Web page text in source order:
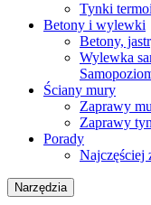
Tynki
Betony i wylewki
Betony,
Wylewka
Ściany mury
Zaprawy
Zaprawy
Porady
Najczęściej
Narzędzia